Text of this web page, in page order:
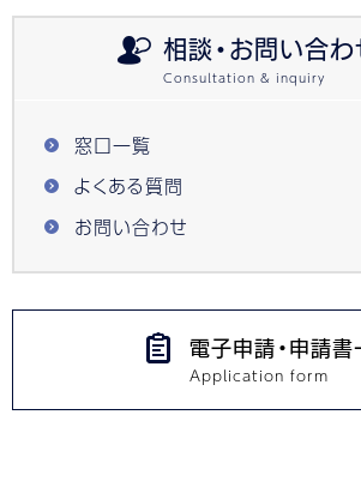
相談・お問い合わ
窓口一覧
よくある質問
お問い合わせ
電子申請・申請書